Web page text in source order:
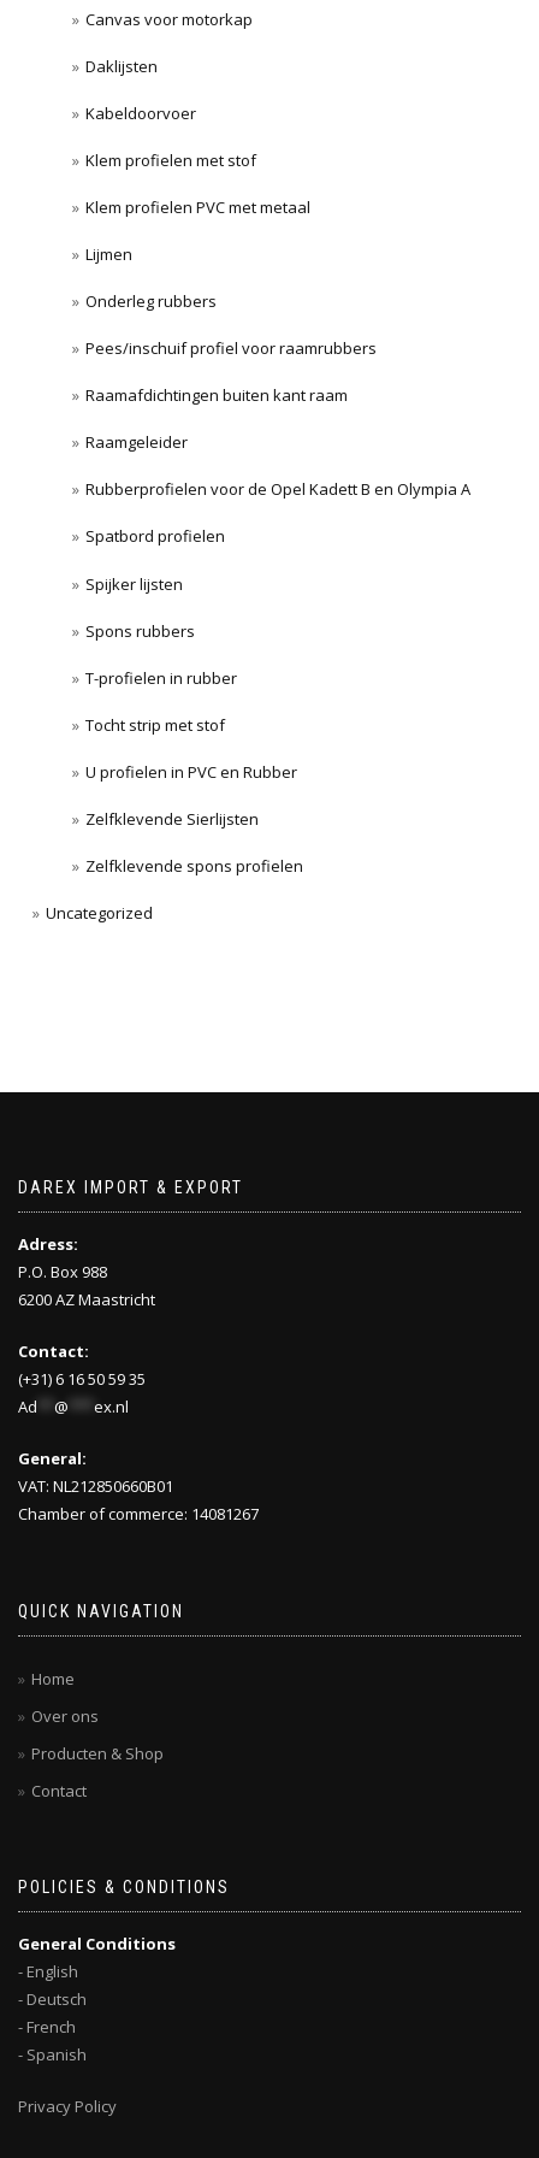
Canvas voor motorkap
Daklijsten
Kabeldoorvoer
Klem profielen met stof
Klem profielen PVC met metaal
Lijmen
Onderleg rubbers
Pees/inschuif profiel voor raamrubbers
Raamafdichtingen buiten kant raam
Raamgeleider
Rubberprofielen voor de Opel Kadett B en Olympia A
Spatbord profielen
Spijker lijsten
Spons rubbers
T-profielen in rubber
Tocht strip met stof
U profielen in PVC en Rubber
Zelfklevende Sierlijsten
Zelfklevende spons profielen
Uncategorized
DAREX IMPORT & EXPORT
Adress:
P.O. Box 988
6200 AZ Maastricht
Contact:
(+31) 6 16 50 59 35
Ad
@ ex.nl
General:
VAT: NL212850660B01
Chamber of commerce: 14081267
QUICK NAVIGATION
Home
Over ons
Producten & Shop
Contact
POLICIES & CONDITIONS
General Conditions
- English
- Deutsch
- French
- Spanish
Privacy Policy